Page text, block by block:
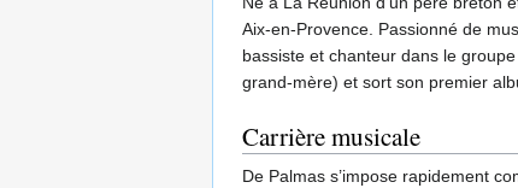
Aix-en-Provence. Passionné de
bassiste et chanteur dans le
grand-mère) et sort son premier
Carrière musicale
De Palmas s’impose rapidement